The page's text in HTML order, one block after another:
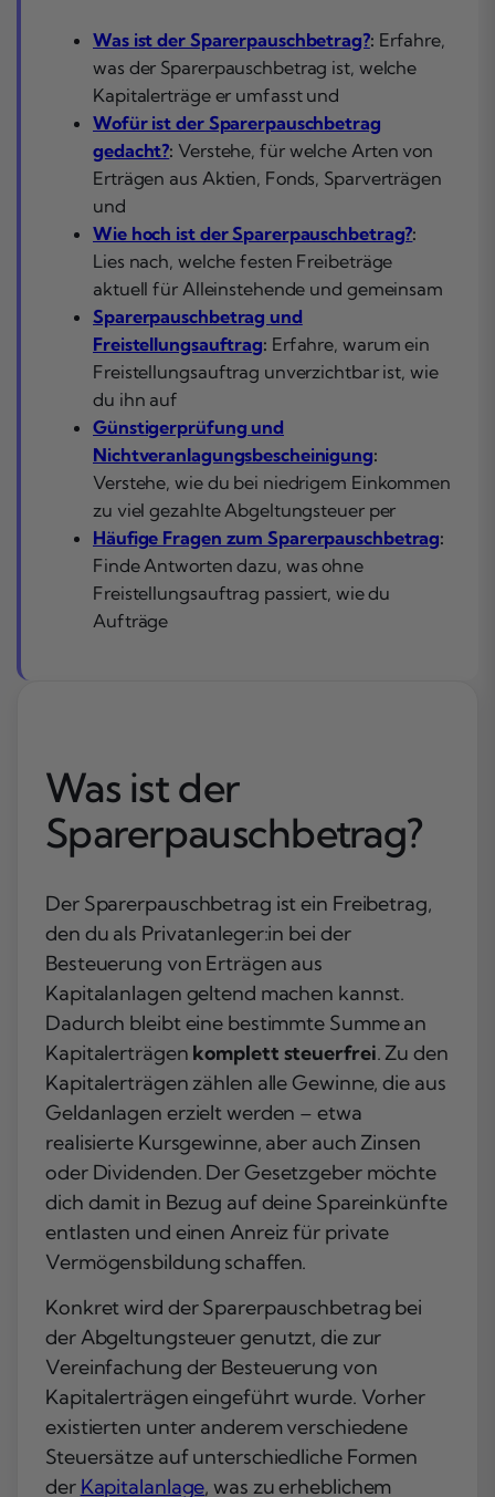
Was ist der Sparerpauschbetrag?: Erfahre,
was der Sparerpauschbetrag ist, welche
Kapitalerträge er umfasst und
Wofür ist der Sparerpauschbetrag
gedacht?: Verstehe, für welche Arten von
Erträgen aus Aktien, Fonds, Sparverträgen
und
Wie hoch ist der Sparerpauschbetrag?:
Lies nach, welche festen Freibeträge
aktuell für Alleinstehende und gemeinsam
Sparerpauschbetrag und
Freistellungsauftrag: Erfahre, warum ein
Freistellungsauftrag unverzichtbar ist, wie
du ihn auf
Günstigerprüfung und
Nichtveranlagungsbescheinigung:
Verstehe, wie du bei niedrigem Einkommen
zu viel gezahlte Abgeltungsteuer per
Häufige Fragen zum Sparerpauschbetrag:
Finde Antworten dazu, was ohne
Freistellungsauftrag passiert, wie du
Aufträge
Was ist der
Sparerpauschbetrag?
Der Sparerpauschbetrag ist ein Freibetrag,
den du als Privatanleger:in bei der
Besteuerung von Erträgen aus
Kapitalanlagen geltend machen kannst.
Dadurch bleibt eine bestimmte Summe an
Kapitalerträgen komplett steuerfrei. Zu den
Kapitalerträgen zählen alle Gewinne, die aus
Geldanlagen erzielt werden – etwa
realisierte Kursgewinne, aber auch Zinsen
oder Dividenden. Der Gesetzgeber möchte
dich damit in Bezug auf deine Spareinkünfte
entlasten und einen Anreiz für private
Vermögensbildung schaffen.
Konkret wird der Sparerpauschbetrag bei
der Abgeltungsteuer genutzt, die zur
Vereinfachung der Besteuerung von
Kapitalerträgen eingeführt wurde. Vorher
existierten unter anderem verschiedene
Steuersätze auf unterschiedliche Formen
der Kapitalanlage, was zu erheblichem